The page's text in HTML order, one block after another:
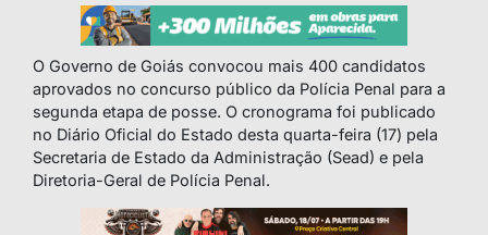
O Governo de Goiás convocou mais 400 candidatos
aprovados no concurso público da Polícia Penal para a
segunda etapa de posse. O cronograma foi publicado
no Diário Oficial do Estado desta quarta-feira (17) pela
Secretaria de Estado da Administração (Sead) e pela
Diretoria-Geral de Polícia Penal.